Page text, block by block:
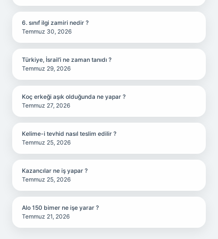
6. sınıf ilgi zamiri nedir ?
Temmuz 30, 2026
Türkiye, İsrail’i ne zaman tanıdı ?
Temmuz 29, 2026
Koç erkeği aşık olduğunda ne yapar ?
Temmuz 27, 2026
Kelime-i tevhid nasıl teslim edilir ?
Temmuz 25, 2026
Kazancılar ne iş yapar ?
Temmuz 25, 2026
Alo 150 bimer ne işe yarar ?
Temmuz 21, 2026